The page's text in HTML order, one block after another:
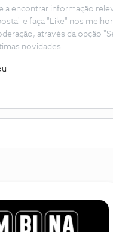
a encontrar informação
e faça "Like" nos
através da opção
novidades.